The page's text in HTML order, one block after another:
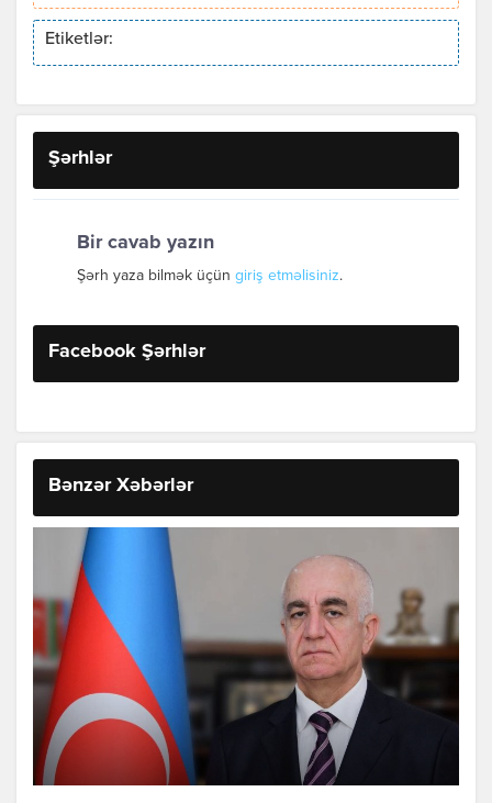
Etiketlər:
Şərhlər
Bir cavab yazın
Şərh yaza bilmək üçün giriş etməlisiniz.
Facebook Şərhlər
Bənzər Xəbərlər